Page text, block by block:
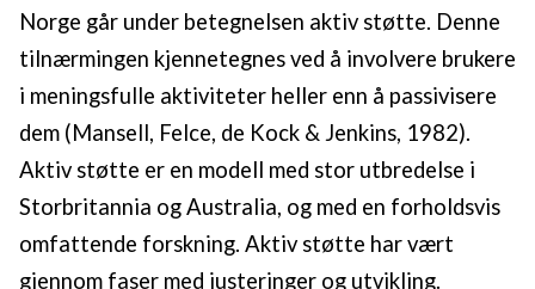
Norge går under betegnelsen aktiv støtte. Denne
tilnærmingen kjennetegnes ved å involvere brukere
i meningsfulle aktiviteter heller enn å passivisere
dem (Mansell, Felce, de Kock & Jenkins, 1982).
Aktiv støtte er en modell med stor utbredelse i
Storbritannia og Australia, og med en forholdsvis
omfattende forskning. Aktiv støtte har vært
gjennom faser med justeringer og utvikling.